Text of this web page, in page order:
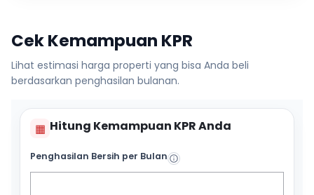
Cek Kemampuan KPR
Lihat estimasi harga properti yang bisa Anda beli
berdasarkan penghasilan bulanan.
▦ Hitung Kemampuan KPR Anda
Penghasilan Bersih per Bulan